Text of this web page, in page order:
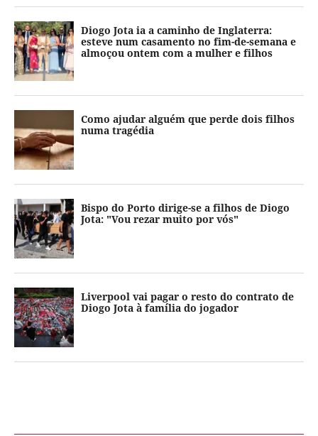
Diogo Jota ia a caminho de Inglaterra:
esteve num casamento no fim-de-semana e
almoçou ontem com a mulher e filhos
Como ajudar alguém que perde dois filhos
numa tragédia
Bispo do Porto dirige-se a filhos de Diogo
Jota: "Vou rezar muito por vós"
Liverpool vai pagar o resto do contrato de
Diogo Jota à família do jogador